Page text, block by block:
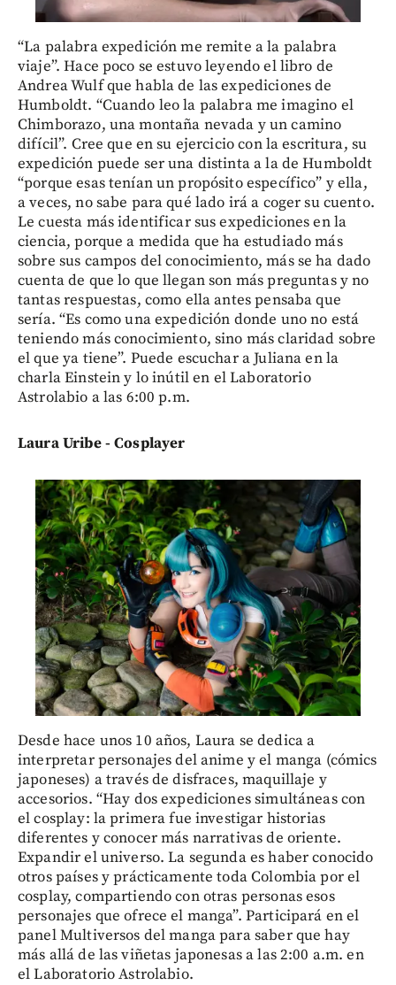
“La palabra expedición me remite a la palabra
viaje”. Hace poco se estuvo leyendo el libro de
Andrea Wulf que habla de las expediciones de
Humboldt. “Cuando leo la palabra me imagino el
Chimborazo, una montaña nevada y un camino
difícil”. Cree que en su ejercicio con la escritura, su
expedición puede ser una distinta a la de Humboldt
“porque esas tenían un propósito específico” y ella,
a veces, no sabe para qué lado irá a coger su cuento.
Le cuesta más identificar sus expediciones en la
ciencia, porque a medida que ha estudiado más
sobre sus campos del conocimiento, más se ha dado
cuenta de que lo que llegan son más preguntas y no
tantas respuestas, como ella antes pensaba que
sería. “Es como una expedición donde uno no está
teniendo más conocimiento, sino más claridad sobre
el que ya tiene”. Puede escuchar a Juliana en la
charla Einstein y lo inútil en el Laboratorio
Astrolabio a las 6:00 p.m.
Laura Uribe - Cosplayer
Desde hace unos 10 años, Laura se dedica a
interpretar personajes del anime y el manga (cómics
japoneses) a través de disfraces, maquillaje y
accesorios. “Hay dos expediciones simultáneas con
el cosplay: la primera fue investigar historias
diferentes y conocer más narrativas de oriente.
Expandir el universo. La segunda es haber conocido
otros países y prácticamente toda Colombia por el
cosplay, compartiendo con otras personas esos
personajes que ofrece el manga”. Participará en el
panel Multiversos del manga para saber que hay
más allá de las viñetas japonesas a las 2:00 a.m. en
el Laboratorio Astrolabio.